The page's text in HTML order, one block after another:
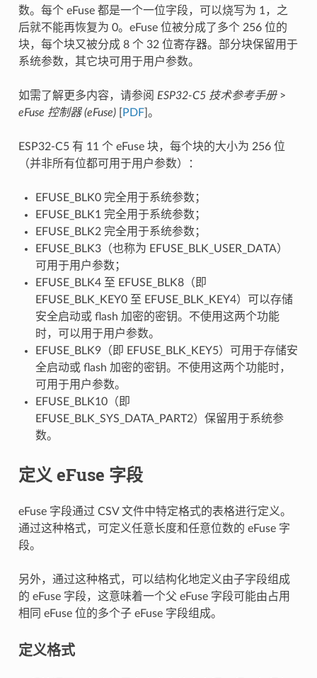
数。每个 eFuse 都是一个一位字段，可以烧写为 1，之
后就不能再恢复为 0。eFuse 位被分成了多个 256 位的
块，每个块又被分成 8 个 32 位寄存器。部分块保留用于
系统参数，其它块可用于用户参数。
如需了解更多内容，请参阅 ESP32-C5 技术参考手册>
eFuse 控制器 (eFuse)[ PDF]。
ESP32-C5 有 11 个 eFuse 块，每个块的大小为 256 位
（并非所有位都可用于用户参数）：
EFUSE_BLK0 完全用于系统参数；
EFUSE_BLK1 完全用于系统参数；
EFUSE_BLK2 完全用于系统参数；
EFUSE_BLK3（也称为 EFUSE_BLK_USER_DATA）
可用于用户参数；
EFUSE_BLK4 至 EFUSE_BLK8（即
EFUSE_BLK_KEY0 至 EFUSE_BLK_KEY4）可以存储
安全启动或 flash 加密的密钥。不使用这两个功能
时，可以用于用户参数。
EFUSE_BLK9（即 EFUSE_BLK_KEY5）可用于存储安
全启动或 flash 加密的密钥。不使用这两个功能时，
可用于用户参数。
EFUSE_BLK10（即
EFUSE_BLK_SYS_DATA_PART2）保留用于系统参
数。
定义 eFuse 字段
eFuse 字段通过 CSV 文件中特定格式的表格进行定义。
通过这种格式，可定义任意长度和任意位数的 eFuse 字
段。
另外，通过这种格式，可以结构化地定义由子字段组成
的 eFuse 字段，这意味着一个父 eFuse 字段可能由占用
相同 eFuse 位的多个子 eFuse 字段组成。
定义格式